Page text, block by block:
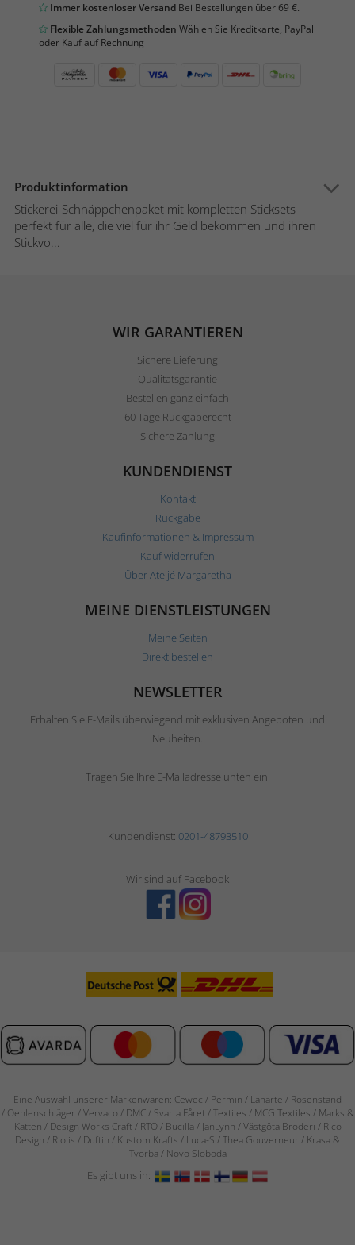
Immer kostenloser Versand Bei Bestellungen über 69 €.
Flexible Zahlungsmethoden Wählen Sie Kreditkarte, PayPal
oder Kauf auf Rechnung
Produktinformation
Stickerei-Schnäppchenpaket mit kompletten Sticksets –
perfekt für alle, die viel für ihr Geld bekommen und ihren
Stickvo...
WIR GARANTIEREN
Sichere Lieferung
Qualitätsgarantie
Bestellen ganz einfach
60 Tage Rückgaberecht
Sichere Zahlung
KUNDENDIENST
Kontakt
Rückgabe
Kaufinformationen & Impressum
Kauf widerrufen
Über Ateljé Margaretha
MEINE DIENSTLEISTUNGEN
Meine Seiten
Direkt bestellen
NEWSLETTER
Erhalten Sie E-Mails überwiegend mit exklusiven Angeboten und
Neuheiten.
Tragen Sie Ihre E-Mailadresse unten ein.
Kundendienst: 0201-48793510
Wir sind auf Facebook
Eine Auswahl unserer Markenwaren: Cewec / Permin / Lanarte / Rosenstand
/ Oehlenschläger / Vervaco / DMC / Svarta Fåret / Textiles / MCG Textiles / Marks &
Katten / Design Works Craft / RTO / Bucilla / JanLynn / Västgöta Broderi / Rico
Design / Riolis / Duftin / Kustom Krafts / Luca-S / Thea Gouverneur / Krasa &
Tvorba / Novo Sloboda
Es gibt uns in: